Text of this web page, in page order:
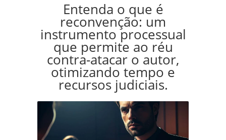
Entenda o que é
reconvenção: um
instrumento processual
que permite ao réu
contra-atacar o autor,
otimizando tempo e
recursos judiciais.